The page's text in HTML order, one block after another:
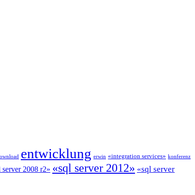
entwicklung erwin «integration services» konferenz
server 2008 r2» «sql server 2012» «sql server